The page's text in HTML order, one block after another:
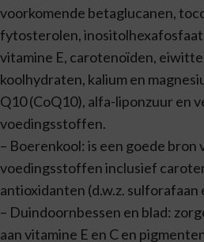
voorkomende betaglucanen,
fytosterolen, inositolhexafosfaat
vitamine E, carotenoïden,
koolhydraten, kalium en
Q10 (CoQ10), alfa-liponzuur en
voedingsstoffen.
– Boerenkool: is een goede bron
voedingsstoffen inclusief
antioxidanten (d.w.z.
– Duindoornbessen en blad:
aan vitamine E en C en